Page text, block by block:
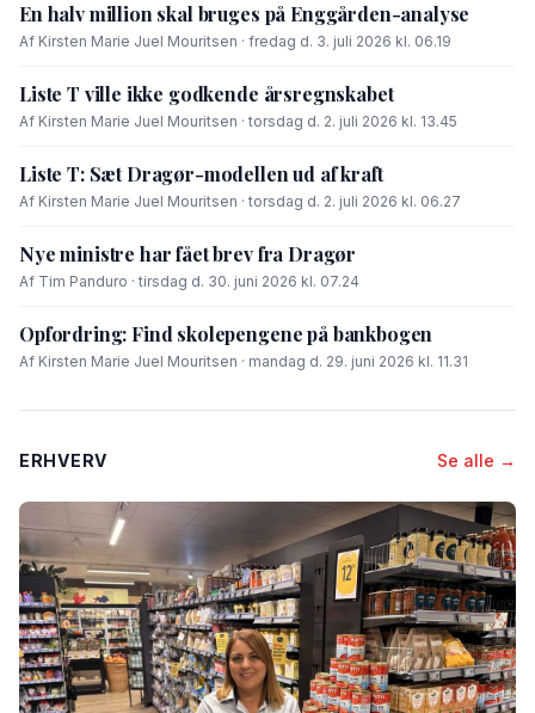
En halv million skal bruges på Enggården-analyse
Af Kirsten Marie Juel Mouritsen · fredag d. 3. juli 2026 kl. 06.19
Liste T ville ikke godkende årsregnskabet
Af Kirsten Marie Juel Mouritsen · torsdag d. 2. juli 2026 kl. 13.45
Liste T: Sæt Dragør-modellen ud af kraft
Af Kirsten Marie Juel Mouritsen · torsdag d. 2. juli 2026 kl. 06.27
Nye ministre har fået brev fra Dragør
Af Tim Panduro · tirsdag d. 30. juni 2026 kl. 07.24
Opfordring: Find skolepengene på bankbogen
Af Kirsten Marie Juel Mouritsen · mandag d. 29. juni 2026 kl. 11.31
ERHVERV Se alle →